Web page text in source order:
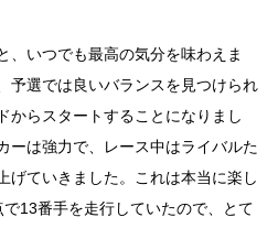
、いつでも最高の気分を味わえま
予選では良いバランスを見つけられ
からスタートすることになりまし
ーは強力で、レース中はライバルた
げていきました。これは本当に楽し
13番手を走行していたので、とて